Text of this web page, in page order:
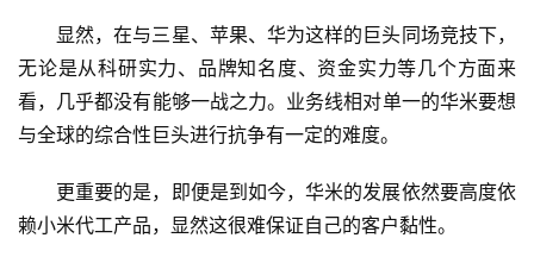
显然，在与三星、苹果、华为这样的巨头同场竞技下，
无论是从科研实力、品牌知名度、资金实力等几个方面来
看，几乎都没有能够一战之力。业务线相对单一的华米要想
与全球的综合性巨头进行抗争有一定的难度。
更重要的是，即便是到如今，华米的发展依然要高度依
赖小米代工产品，显然这很难保证自己的客户黏性。